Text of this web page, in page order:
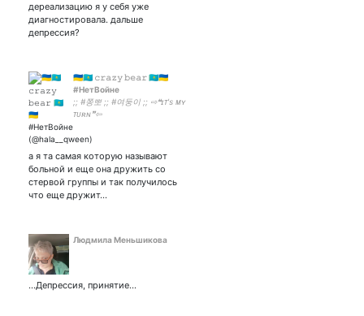
переводчик 🇬🇧
дереализацию я у себя уже
диагностировала. дальше
депрессия?
🇺🇦🇰🇿 𝚌𝚛𝚊𝚣𝚢 𝚋𝚎𝚊𝚛 🇰🇿🇺🇦
#НетВойне
;; #쫑뽀 ;; #여둥이 ;; ⇨❝ɪᴛ's ᴍʏ
ᴛᴜʀɴ❞⇦
а я та самая которую называют
больной и еще она дружить со
стервой группы и так получилось
что еще дружит…
Людмила Меньшикова
...Депрессия, принятие...